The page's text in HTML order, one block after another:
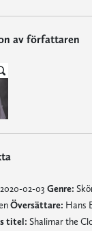
av författaren
2020-02-03 Genre:
Översättare: Hans
titel: Shalimar the